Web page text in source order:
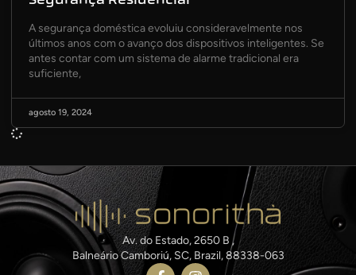
A segurança doméstica evoluiu consideravelmente nos
últimos anos com o avanço dos dispositivos inteligentes. Se
antes contar com um sistema de alarme tradicional era
suficiente,
agosto 19, 2024
Av. do Estado, 2650 B ,
Balneário Camboriú, SC, Brazil, 88338-063